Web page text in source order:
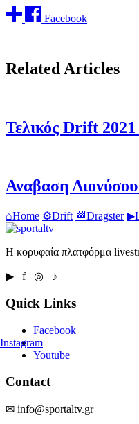
Facebook
Related Articles
Τελικός Drift
Αναβαση
⌂Home ⚙Drift 🏁Dragster ▶
Η κορυφαία πλατφόρμα
▶ f ◎ ♪
Quick Links
Facebook
Instagram
Youtube
Contact
✉ info@sportaltv.gr